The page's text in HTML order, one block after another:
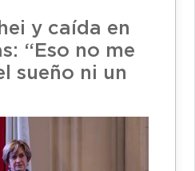
y caída en
“Eso no me
sueño ni un